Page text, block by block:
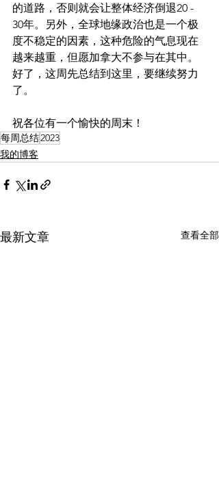
的道路，否则就会让整体经济倒退20 -
30年。另外，全球地缘政治也是一个极
度不稳定的因素，这种危险的气息现在
越来越重，但愿加拿大不参与在其中。
好了，这周先总结到这里，要继续努力
了。
祝各位有一个愉快的周末！
每周总结2023
我的博客
最新文章 查看全部